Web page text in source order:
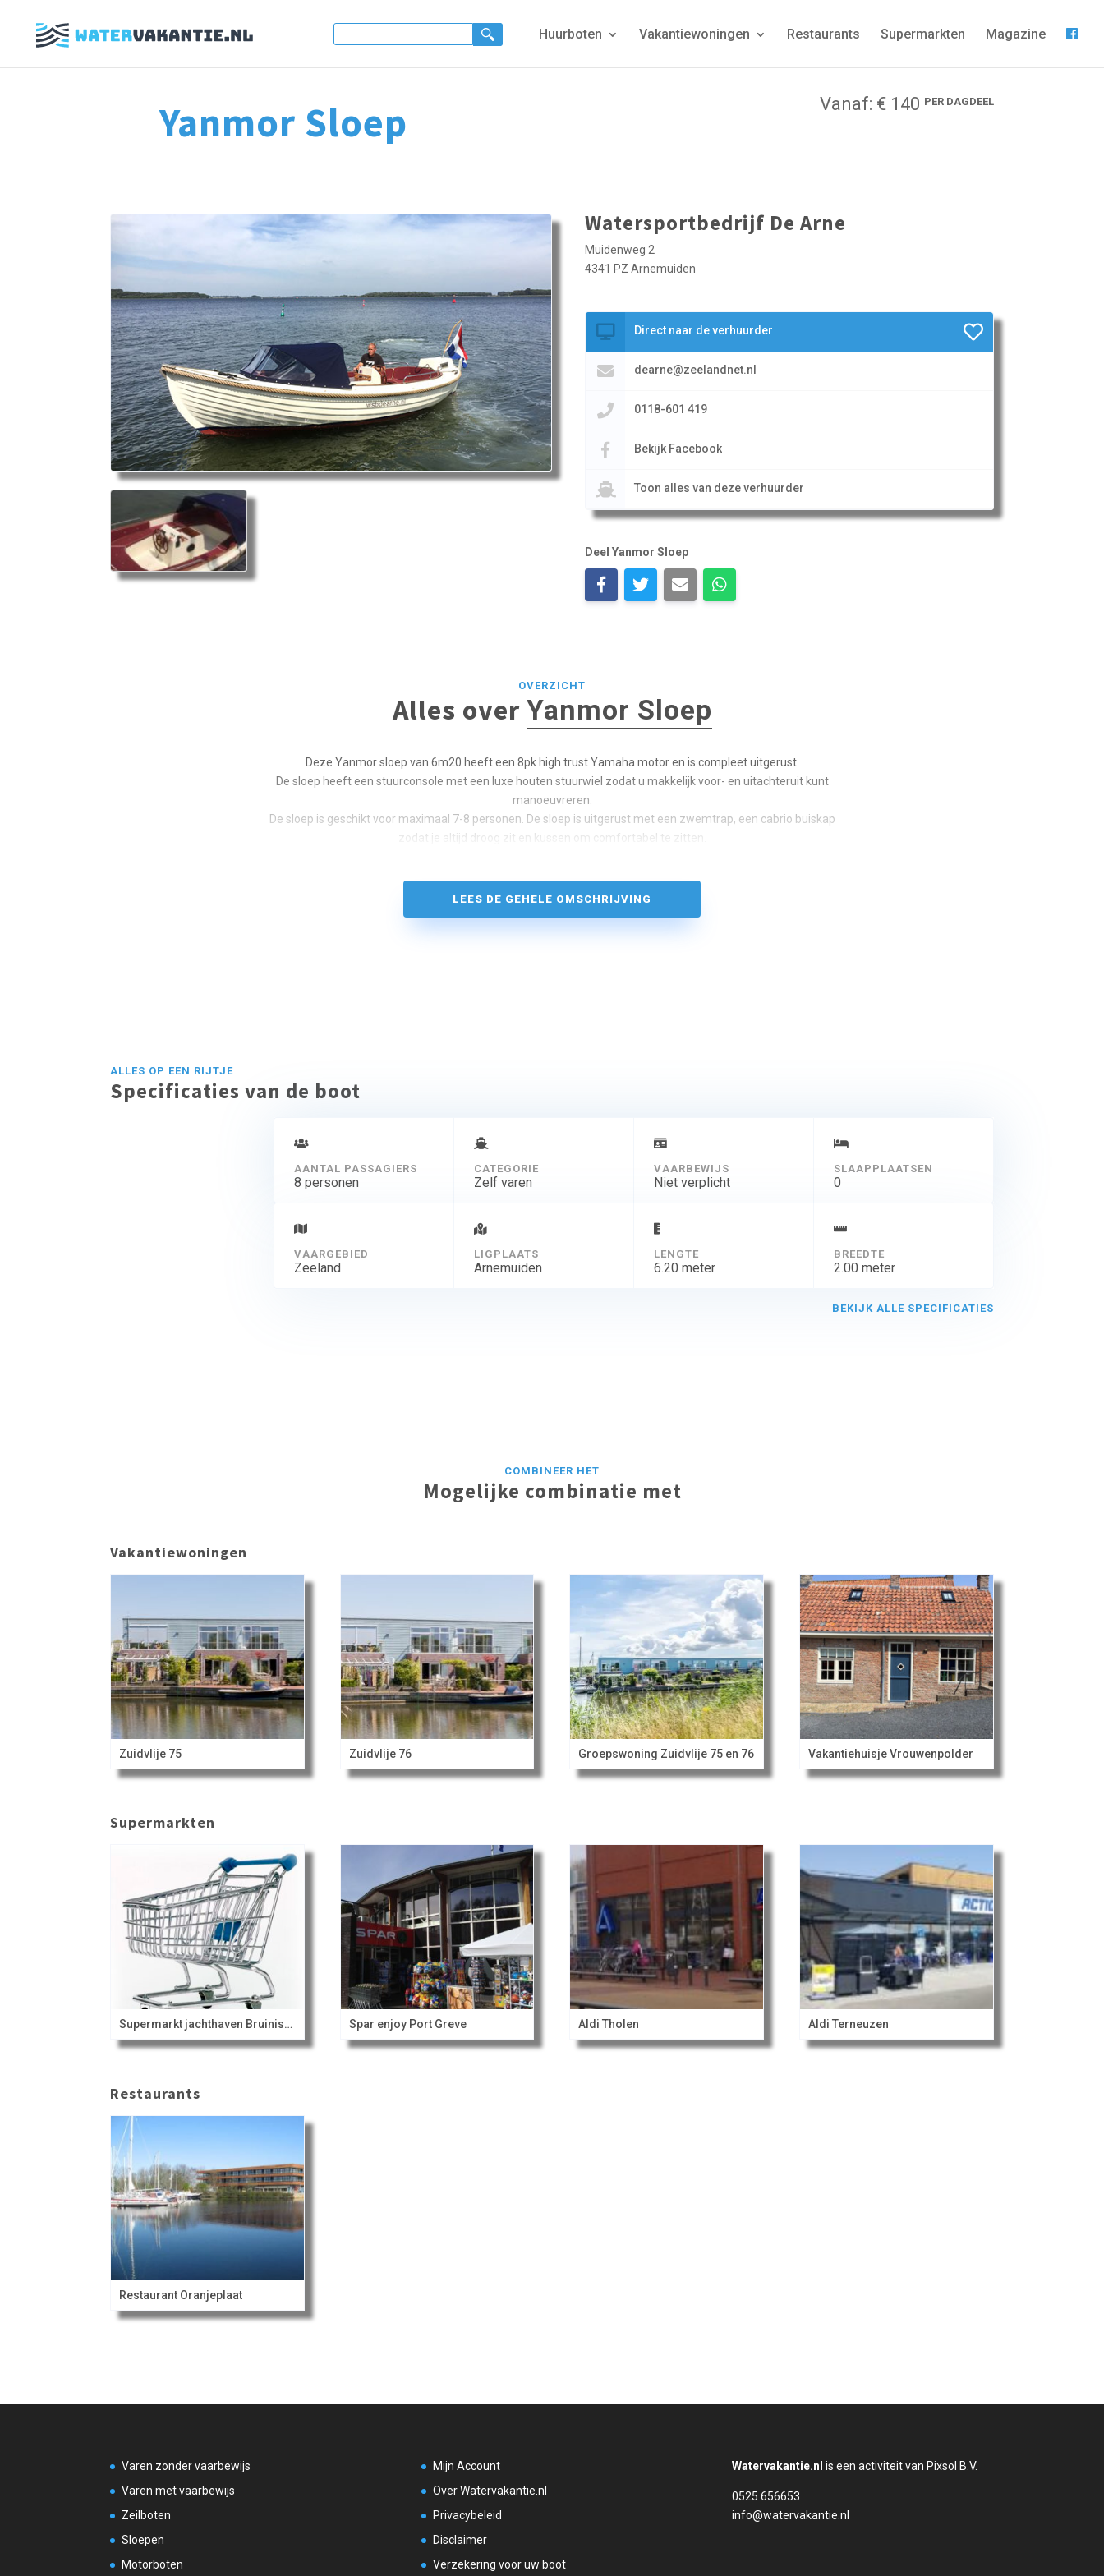
Huurboten Vakantiewoningen Restaurants Supermarkten Magazine
Yanmor Sloep Vanaf: € 140 PER DAGDEEL
Watersportbedrijf De Arne
Muidenweg 2
4341 PZ Arnemuiden
Direct naar de verhuurder
dearne@zeelandnet.nl
0118-601 419
Bekijk Facebook
Toon alles van deze verhuurder
Deel Yanmor Sloep
OVERZICHT
Alles over Yanmor Sloep
Deze Yanmor sloep van 6m20 heeft een 8pk high trust Yamaha motor en is compleet uitgerust.
De sloep heeft een stuurconsole met een luxe houten stuurwiel zodat u makkelijk voor- en uitachteruit kunt
manoeuvreren.
De sloep is geschikt voor maximaal 7-8 personen. De sloep is uitgerust met een zwemtrap, een cabrio buiskap
zodat je altijd droog zit en kussen om comfortabel te zitten.
LEES DE GEHELE OMSCHRIJVING
ALLES OP EEN RIJTJE
Specificaties van de boot
AANTAL PASSAGIERS
8 personen
CATEGORIE
Zelf varen
VAARBEWIJS
Niet verplicht
SLAAPPLAATSEN
0
VAARGEBIED
Zeeland
LIGPLAATS
Arnemuiden
LENGTE
6.20 meter
BREEDTE
2.00 meter
BEKIJK ALLE SPECIFICATIES
COMBINEER HET
Mogelijke combinatie met
Vakantiewoningen
Zuidvlije 75 Zuidvlije 76 Groepswoning Zuidvlije 75 en 76 Vakantiehuisje Vrouwenpolder
Supermarkten
Supermarkt jachthaven Bruinisse Spar enjoy Port Greve Aldi Tholen Aldi Terneuzen
Restaurants
Restaurant Oranjeplaat
Varen zonder vaarbewijs
Varen met vaarbewijs
Zeilboten
Sloepen
Motorboten
Mijn Account
Over Watervakantie.nl
Privacybeleid
Disclaimer
Verzekering voor uw boot
Watervakantie.nl is een activiteit van Pixsol B.V.
0525 656653
info@watervakantie.nl